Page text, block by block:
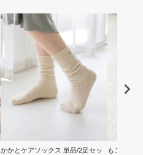
かかとケアソックス 単品/2足セッ
もこもこ